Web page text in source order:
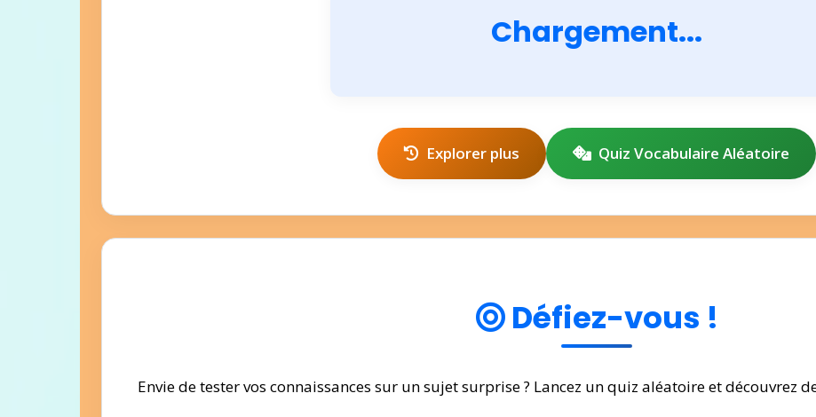
Chargement...
Explorer plus Quiz Vocabulaire Aléatoire
Défiez-vous !
Envie de tester vos connaissances sur un sujet surprise ? Lancez un quiz aléatoire et découvrez